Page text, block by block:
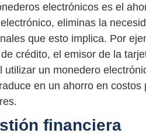
electrónicos es el
eliminas la
que esto implica. Por
crédito, el emisor de la
utilizar un monedero
en un ahorro en
financiera